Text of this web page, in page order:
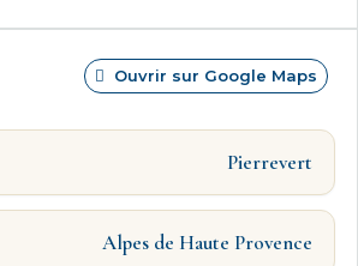
dévoile de généreux
et le séjour de 31 m² invitent à la
une atmosphère chaleureuse et
environnante. La cuisine
Un bureau vient également enrichir
Ouvrir sur Google Maps
Pierrevert
Alpes de Haute Provence